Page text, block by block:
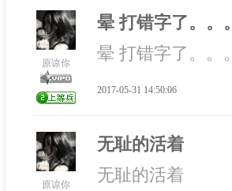
原谅你
晕 打错字了。。。
晕 打错字了。。。
2017-05-31 14:50:06
原谅你
无耻的活着
无耻的活着